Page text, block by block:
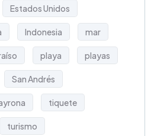
Estados Unidos
Indonesia mar
playa playas
San Andrés
tiquete
turismo